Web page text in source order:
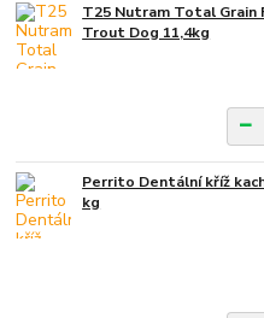
T25 Nutram Total Grain
Trout Dog 11,4kg
Perrito Dentální kříž
kg